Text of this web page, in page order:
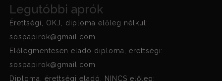
Legutóbbi aprók
Érettségi, OKJ, diploma előleg nélkül:
sospapirok@gmail.com
Előlegmentesen eladó diploma, érettségi:
sospapirok@gmail.com
Diploma, érettségi eladó. NINCS előleg: